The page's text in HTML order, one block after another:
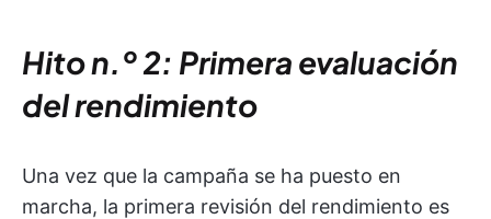
Hito n.º 2: Primera evaluación
del rendimiento
Una vez que la campaña se ha puesto en
marcha, la primera revisión del rendimiento es